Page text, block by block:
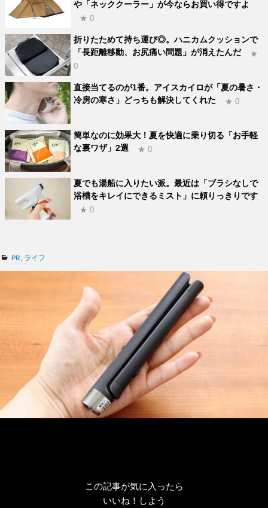
や「ネッククーラー」が今ならお買い得ですよ
★ 0
折りたためて持ち運び◎。ハニカムクッションで
「長距離移動、お尻痛い問題」が消えたんだ
★
0
直接当てるのが1番。アイスカイロが「夏の暑さ・
冷房の寒さ」どっちも解決してくれた
★ 0
簡単なのに効果大！夏を快適に乗り切る「お手軽
な裏ワザ」2選
★ 0
夏でも湯船に入りたい派。最近は「ブラシなしで
浴槽をキレイにできるミスト」に頼りっきりです
★ 0
カ
PR ライフ
この記事が気に入ったら
いいね！しよう